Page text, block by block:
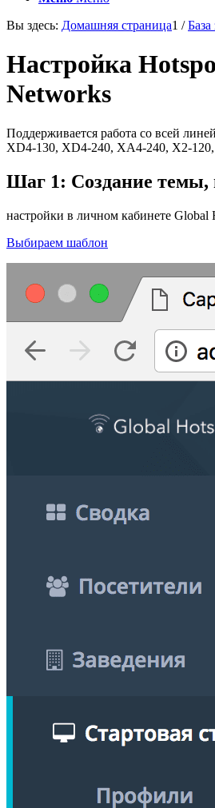
Вы здесь: Домашняя страница1 /
Настройка
Networks
Поддерживается работа со всей
XD4-130, XD4-240, XA4-240, X2-
Шаг 1: Создание темы,
настройки в личном кабинете Global
Выбираем шаблон